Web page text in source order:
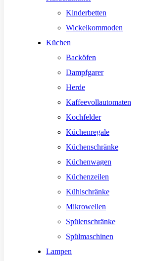
Kinderbetten
Wickelkommoden
Küchen
Backöfen
Dampfgarer
Herde
Kaffeevollautomaten
Kochfelder
Küchenregale
Küchenschränke
Küchenwagen
Küchenzeilen
Kühlschränke
Mikrowellen
Spülenschränke
Spülmaschinen
Lampen